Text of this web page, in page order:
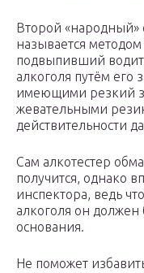
Второй «народный»
называется
подвыпивший
алкоголя путём его
имеющими резкий
жевательными
действительности
Сам алкотестер
получится, однако
инспектора, ведь
алкоголя он должен
основания.
Не поможет